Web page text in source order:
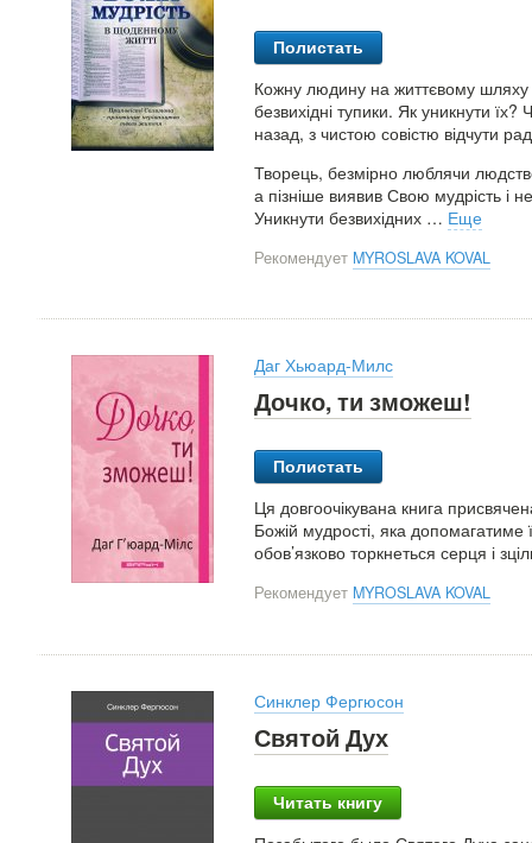
Полистать
Кожну людину на життєвому шляху
безвихідні тупики. Як уникнути
назад, з чистою совістю відчути
Творець, безмірно люблячи
а пізніше виявив Свою мудрість і
Уникнути безвихідних … Еще
Рекомендует MYROSLAVA KOVAL
Даг Хьюард-Милс
Дочко, ти зможеш!
Полистать
Ця довгоочікувана книга
Божій мудрості, яка допомагатиме
обов’язково торкнеться серця і
Рекомендует MYROSLAVA KOVAL
Синклер Фергюсон
Святой Дух
Читать книгу